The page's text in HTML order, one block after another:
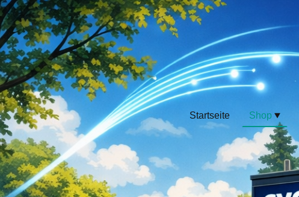
Startseite Shop